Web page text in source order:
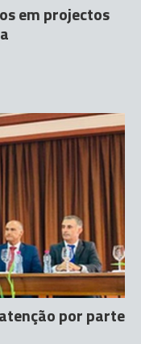
em projectos
por parte